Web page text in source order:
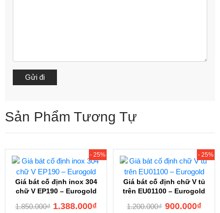
Sản Phẩm Tương Tự
- 25%
Giá bát cố định inox 304
chữ V EP190 – Eurogold
1.850.000₫ 1.388.000₫
- 25%
Giá bát cố định chữ V tủ
trên EU01100 – Eurogold
1.200.000₫ 900.000₫